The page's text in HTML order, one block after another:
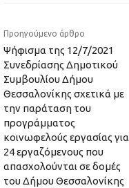
Προηγούμενο άρθρο
Ψήφισμα της 12/7/2021
Συνεδρίασης Δημοτικού
Συμβουλίου Δήμου
Θεσσαλονίκης σχετικά με
την παράταση του
προγράμματος
κοινωφελούς εργασίας για
24 εργαζόμενους που
απασχολούνται σε δομές
του Δήμου Θεσσαλονίκης